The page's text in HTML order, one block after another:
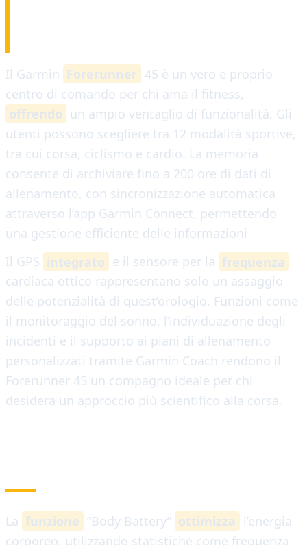
Il Garmin Forerunner 45 è un vero e proprio
centro di comando per chi ama il fitness,
offrendo un ampio ventaglio di funzionalità. Gli
utenti possono scegliere tra 12 modalità sportive,
tra cui corsa, ciclismo e cardio. La memoria
consente di archiviare fino a 200 ore di dati di
allenamento, con sincronizzazione automatica
attraverso l’app Garmin Connect, permettendo
una gestione efficiente delle informazioni.
Il GPS integrato e il sensore per la frequenza
cardiaca ottico rappresentano solo un assaggio
delle potenzialità di quest’orologio. Funzioni come
il monitoraggio del sonno, l’individuazione degli
incidenti e il supporto ai piani di allenamento
personalizzati tramite Garmin Coach rendono il
Forerunner 45 un compagno ideale per chi
desidera un approccio più scientifico alla corsa.
La funzione “Body Battery” ottimizza
l’energia
corporeo, utilizzando statistiche come frequenza